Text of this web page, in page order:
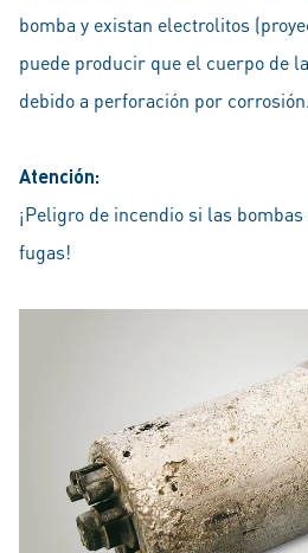
bomba y existan electrolitos
puede producir que el cuerpo de
debido a perforación por corrosión.
Atención:
¡Peligro de incendio si las
fugas!